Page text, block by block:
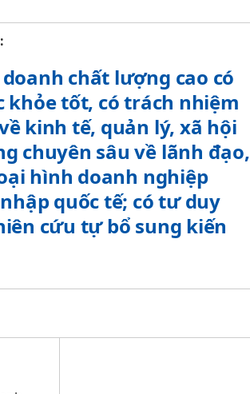
chất lượng cao có
khỏe tốt, có trách nhiệm
kinh tế, quản lý, xã hội
chuyên sâu về lãnh đạo,
hình doanh nghiệp
quốc tế; có tư duy
cứu tự bổ sung kiến